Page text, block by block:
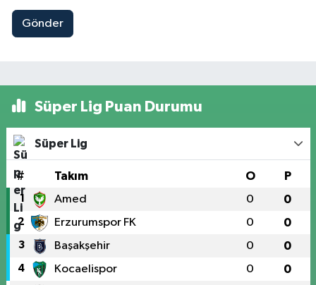
Gönder
Süper Lig Puan Durumu
Süper Lig
# Takım O P
1 Amed 0 0
2 Erzurumspor FK 0 0
3 Başakşehir 0 0
4 Kocaelispor 0 0